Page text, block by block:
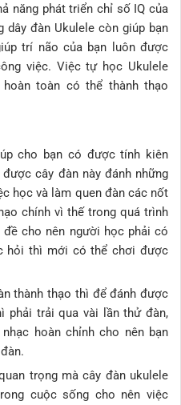
năng phát triển chỉ số IQ của
dây đàn Ukulele còn giúp bạn
trí não của bạn luôn được
việc. Việc tự học Ukulele
toàn có thể thành thạo
cho bạn có được tính kiên
cây đàn này đánh những
học và làm quen đàn các nốt
chính vì thế trong quá trình
đề cho nên người học phải có
hỏi thì mới có thể chơi được
thành thạo thì để đánh được
phải trải qua vài lần thử đàn,
hoàn chỉnh cho nên bạn
trọng mà cây đàn ukulele
cuộc sống cho nên việc